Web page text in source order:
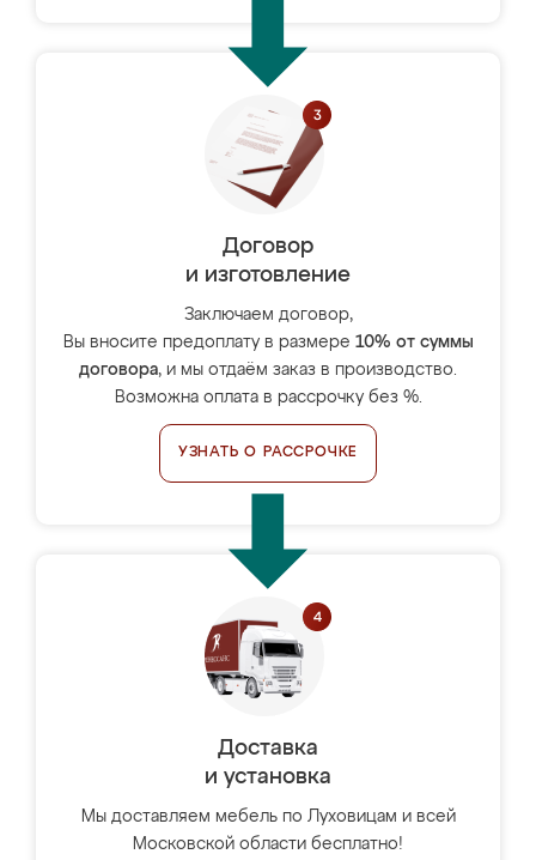
Договор
и изготовление
Заключаем договор,
Вы вносите предоплату в размере 10% от суммы
договора, и мы отдаём заказ в производство.
Возможна оплата в рассрочку без %.
УЗНАТЬ О РАССРОЧКЕ
Доставка
и установка
Мы доставляем мебель по Луховицам и всей
Московской области бесплатно!